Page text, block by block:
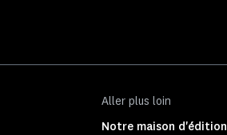
Aller plus loin
Notre maison d'édition